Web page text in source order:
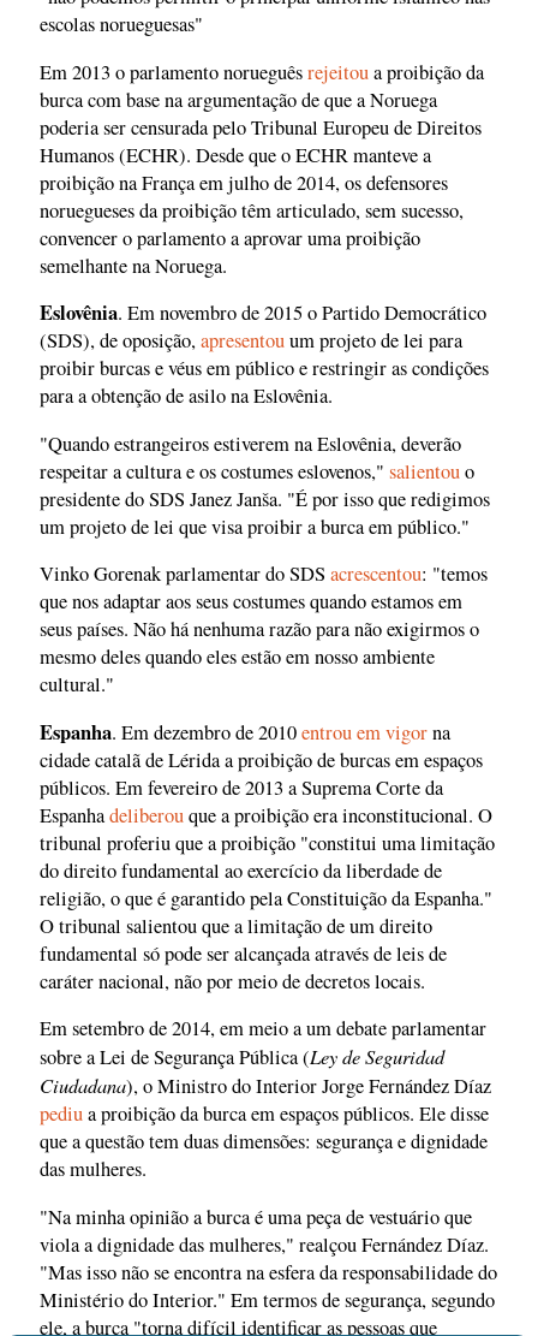
escolas norueguesas"
Em 2013 o parlamento norueguêsrejeitoua proibição da
burca com base na argumentação de que a Noruega
poderia ser censurada pelo Tribunal Europeu de Direitos
Humanos (ECHR). Desde que o ECHR manteve a
proibição na França em julho de 2014, os defensores
noruegueses da proibição têm articulado, sem sucesso,
convencer o parlamento a aprovar uma proibição
semelhante na Noruega.
Eslovênia. Em novembro de 2015 o Partido Democrático
(SDS), de oposição,apresentouum projeto de lei para
proibir burcas e véus em público e restringir as condições
para a obtenção de asilo na Eslovênia.
"Quando estrangeiros estiverem na Eslovênia, deverão
respeitar a cultura e os costumes eslovenos," salientouo
presidente do SDS Janez Janša. "É por isso que redigimos
um projeto de lei que visa proibir a burca em público."
Vinko Gorenak parlamentar do SDS acrescentou: "temos
que nos adaptar aos seus costumes quando estamos em
seus países. Não há nenhuma razão para não exigirmos o
mesmo deles quando eles estão em nosso ambiente
cultural."
Espanha. Em dezembro de 2010entrou em vigorna
cidade catalã de Lérida a proibição de burcas em espaços
públicos. Em fevereiro de 2013 a Suprema Corte da
Espanhadeliberouque a proibição era inconstitucional. O
tribunal proferiu que a proibição "constitui uma limitação
do direito fundamental ao exercício da liberdade de
religião, o que é garantido pela Constituição da Espanha."
O tribunal salientou que a limitação de um direito
fundamental só pode ser alcançada através de leis de
caráter nacional, não por meio de decretos locais.
Em setembro de 2014, em meio a um debate parlamentar
sobre a Lei de Segurança Pública (Ley de Seguridad
Ciudadana), o Ministro do Interior Jorge Fernández Díaz
pediua proibição da burca em espaços públicos. Ele disse
que a questão tem duas dimensões: segurança e dignidade
das mulheres.
"Na minha opinião a burca é uma peça de vestuário que
viola a dignidade das mulheres," realçou Fernández Díaz.
"Mas isso não se encontra na esfera da responsabilidade do
Ministério do Interior." Em termos de segurança, segundo
ele, a burca "torna difícil identificar as pessoas que